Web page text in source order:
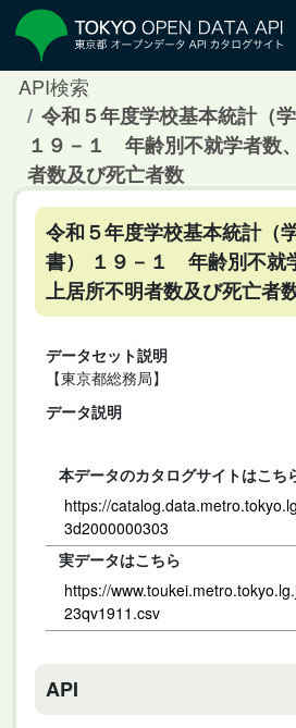
API検索
令和５年度学校基本統計（
１９－１ 年齢別不就学者数
者数及び死亡者数
令和５年度学校基本統計（
書） １９－１ 年齢別不就
上居所不明者数及び死亡者
データセット説明
【東京都総務局】
データ説明
本データのカタログサイトはこち
https://
3d2000000303
実データはこちら
https://
23qv1911.csv
API